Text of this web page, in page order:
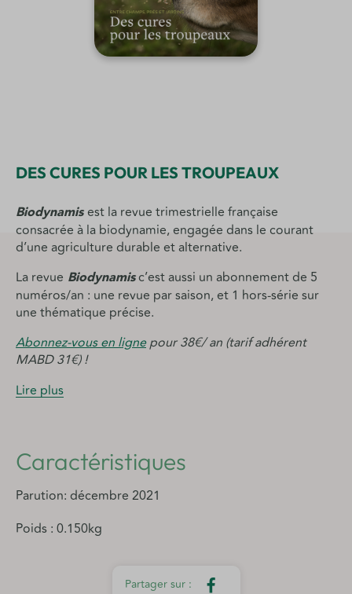
DES CURES POUR LES TROUPEAUX
Biodynamis est la revue trimestrielle française
consacrée à la biodynamie, engagée dans le courant
d’une agriculture durable et alternative.
La revue Biodynamisc’est aussi un abonnement de 5
numéros/an : une revue par saison, et 1 hors-série sur
une thématique précise.
Abonnez-vous en lignepour 38€/ an (tarif adhérent
MABD 31€) !
Lire plus
Caractéristiques
Parution: décembre 2021
Poids : 0.150kg